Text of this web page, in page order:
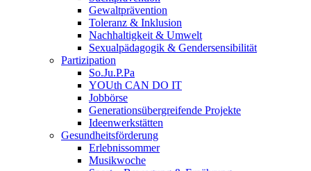
Gewaltprävention
Toleranz & Inklusion
Nachhaltigkeit & Umwelt
Sexualpädagogik & Gendersensibilität
Partizipation
So.Ju.P.Pa
YOUth CAN DO IT
Jobbörse
Generationsübergreifende Projekte
Ideenwerkstätten
Gesundheitsförderung
Erlebnissommer
Musikwoche